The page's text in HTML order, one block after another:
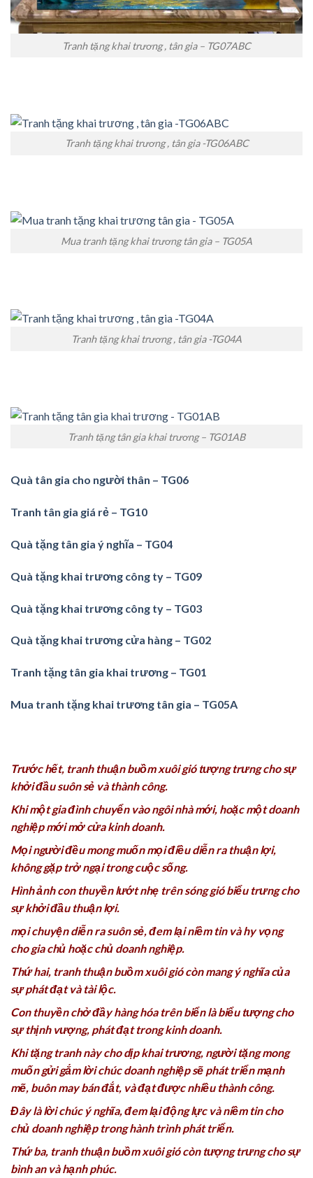
Tranh tặng khai trương , tân gia – TG07ABC
Tranh tặng khai trương , tân gia -TG06ABC
Mua tranh tặng khai trương tân gia – TG05A
Tranh tặng khai trương , tân gia -TG04A
Tranh tặng tân gia khai trương – TG01AB
Quà tân gia cho người thân – TG06
Tranh tân gia giá rẻ – TG10
Quà tặng tân gia ý nghĩa – TG04
Quà tặng khai trương công ty – TG09
Quà tặng khai trương công ty – TG03
Quà tặng khai trương cửa hàng – TG02
Tranh tặng tân gia khai trương – TG01
Mua tranh tặng khai trương tân gia – TG05A
Trước hết, tranh thuận buồm xuôi gió tượng trưng cho sự
khởi đầu suôn sẻ và thành công.
Khi một gia đình chuyển vào ngôi nhà mới, hoặc một doanh
nghiệp mới mở cửa kinh doanh.
Mọi người đều mong muốn mọi điều diễn ra thuận lợi,
không gặp trở ngại trong cuộc sống.
Hình ảnh con thuyền lướt nhẹ trên sóng gió biểu trưng cho
sự khởi đầu thuận lợi.
mọi chuyện diễn ra suôn sẻ, đem lại niềm tin và hy vọng
cho gia chủ hoặc chủ doanh nghiệp.
Thứ hai, tranh thuận buồm xuôi gió còn mang ý nghĩa của
sự phát đạt và tài lộc.
Con thuyền chở đầy hàng hóa trên biển là biểu tượng cho
sự thịnh vượng, phát đạt trong kinh doanh.
Khi tặng tranh này cho dịp khai trương, người tặng mong
muốn gửi gắm lời chúc doanh nghiệp sẽ phát triển mạnh
mẽ, buôn may bán đắt, và đạt được nhiều thành công.
Đây là lời chúc ý nghĩa, đem lại động lực và niềm tin cho
chủ doanh nghiệp trong hành trình phát triển.
Thứ ba, tranh thuận buồm xuôi gió còn tượng trưng cho sự
bình an và hạnh phúc.